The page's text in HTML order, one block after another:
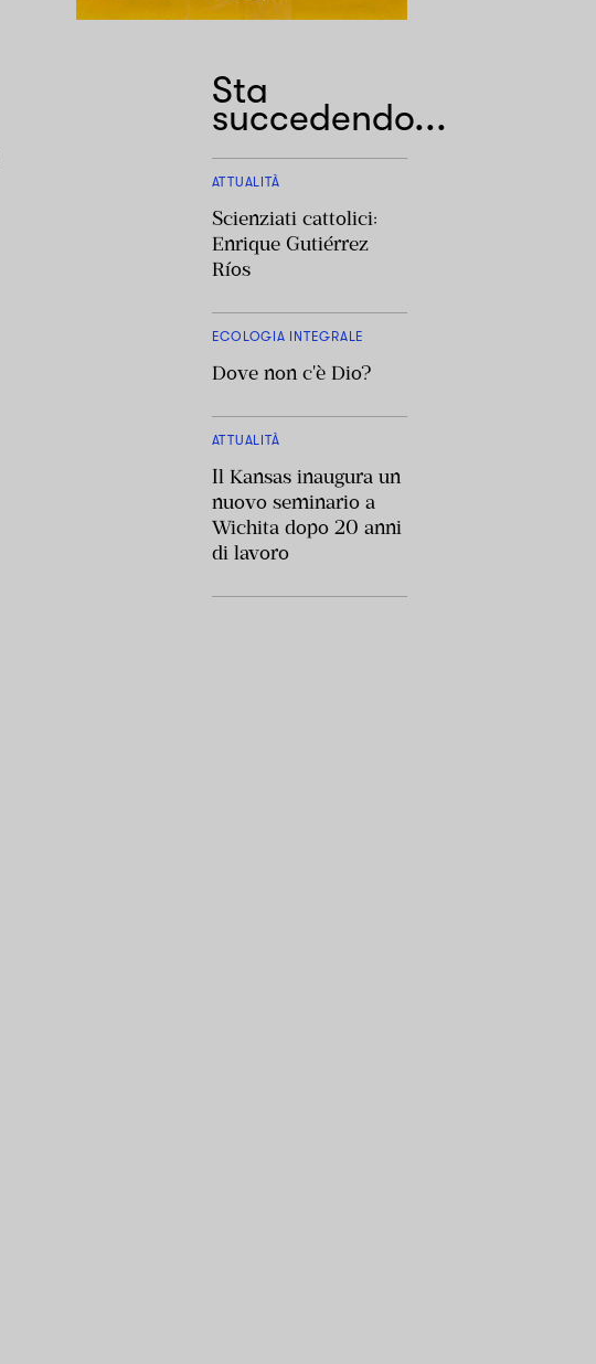
Sta
succedendo...
ATTUALITÀ
Scienziati cattolici:
Enrique Gutiérrez
Ríos
ECOLOGIA INTEGRALE
Dove non c'è Dio?
ATTUALITÀ
Il Kansas inaugura un
nuovo seminario a
Wichita dopo 20 anni
di lavoro